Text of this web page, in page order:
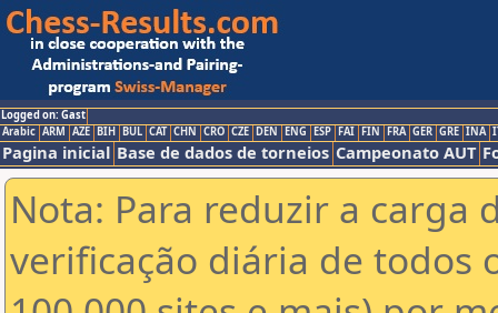
Logged on: Gast
Arabic ARM AZE BIH BUL CAT CHN CRO CZE DEN ENG ESP FAI FIN FRA GER GRE INA
Pagina inicial Base de dados de torneios Campeonato AUT
Nota: Para reduzir a carga
verificação diária de todos